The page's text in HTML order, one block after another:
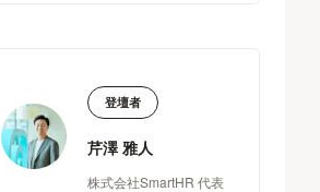
登壇者
芹澤 雅人
株式会社SmartHR 代表